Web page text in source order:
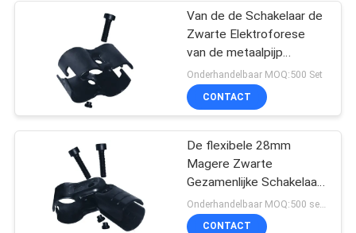
Van de de Schakelaar de
Zwarte Elektroforese
van de metaalpijp
Verbinding van de de
Oppervlaktepijp voor
Samengestelde Pijp
Onderhandelbaar MOQ:500 Set
CONTACT
De flexibele 28mm
Magere Zwarte
Gezamenlijke Schakelaar
van de Metaalpijp met
Regelbare Hoek
CONTACT